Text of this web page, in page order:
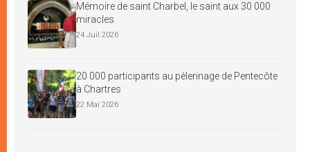
Mémoire de saint Charbel, le saint aux 30 000
miracles
24 Juil 2026
20 000 participants au pèlerinage de Pentecôte
à Chartres
22 Mai 2026